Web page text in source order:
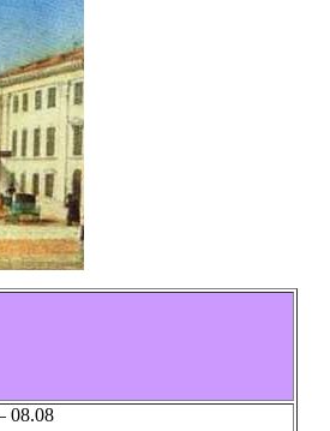
08.08